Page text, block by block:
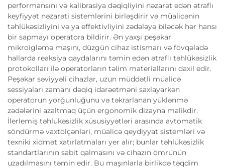
performansını və kalibrasiya dəqiqliyini nəzarət edən ətraflı
keyfiyyət nəzarəti sistemlərini birləşdirir və müalicənin
təhlükəsizliyini və ya effektivliyini zədələyə biləcək hər hansı
bir sapmayı operatora bildirir. Ən yaxşı peşəkar
mikroigləmə maşını, düzgün cihaz istismarı və fövqəladə
hallarda reaksiya qaydalarını təmin edən ətraflı təhlükəsizlik
protokolları ilə operatorların təlim materiallarını daxil edir.
Peşəkar səviyyəli cihazlar, uzun müddətli müalicə
sessiyaları zamanı dəqiq idarəetməni saxlayarkən
operatorun yorğunluğunu və təkrarlanan yüklənmə
zədələrini azaltmaq üçün ergonomik dizayna malikdir.
İlerlemiş təhlükəsizlik xüsusiyyətləri arasında avtomatik
söndürmə vaxtölçənləri, müalicə qeydiyyat sistemləri və
texniki xidmət xatırlatmaları yer alır; bunlar təhlükəsizlik
standartlarının sabit qalmasını və cihazın ömrünün
uzadılmasını təmin edir. Bu maşınlarla birlikdə təqdim